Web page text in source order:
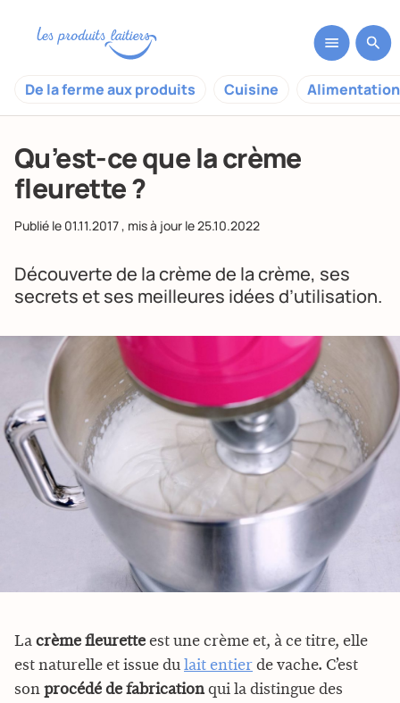
De la ferme aux produits Cuisine
Qu’est-ce que la crème
fleurette ?
Publié le 01.11.2017, mis à jour le25.10.2022
Découverte de la crème de la crème, ses
secrets et ses meilleures idées d’utilisation.
La crème fleurette est une crème et, à ce titre, elle
est naturelle et issue du lait entier de vache. C’est
son procédé de fabricationqui la distingue des